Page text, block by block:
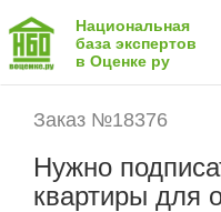
Национальная
база экспертов
в Оценке ру
Заказ №18376
Нужно
квартиры для